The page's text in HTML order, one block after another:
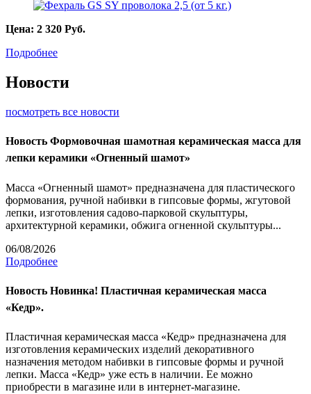
Цена: 2 320 Руб.
Подробнее
Новости
посмотреть все новости
Новость Формовочная шамотная керамическая масса для
лепки керамики «Огненный шамот»
Масса «Огненный шамот» предназначена для пластического
формования, ручной набивки в гипсовые формы, жгутовой
лепки, изготовления садово-парковой скульптуры,
архитектурной керамики, обжига огненной скульптуры...
06/08/2026
Подробнее
Новость Новинка! Пластичная керамическая масса
«Кедр».
Пластичная керамическая масса «Кедр» предназначена для
изготовления керамических изделий декоративного
назначения методом набивки в гипсовые формы и ручной
лепки. Масса «Кедр» уже есть в наличии. Ее можно
приобрести в магазине или в интернет-магазине.